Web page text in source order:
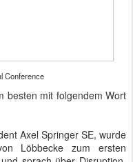
Conference
besten mit folgendem Wort
Axel Springer SE, wurde
Löbbecke zum ersten